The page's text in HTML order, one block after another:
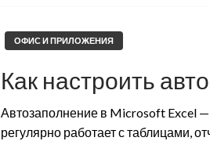
ОФИС И ПРИЛОЖЕНИЯ
Как настроить
Автозаполнение в Microsoft Excel —
регулярно работает с таблицами,